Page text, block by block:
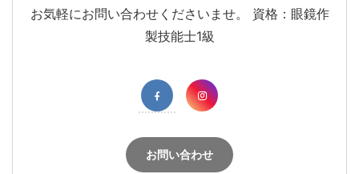
お気軽にお問い合わせくださいませ。 資格：眼鏡作
製技能士1級
お問い合わせ